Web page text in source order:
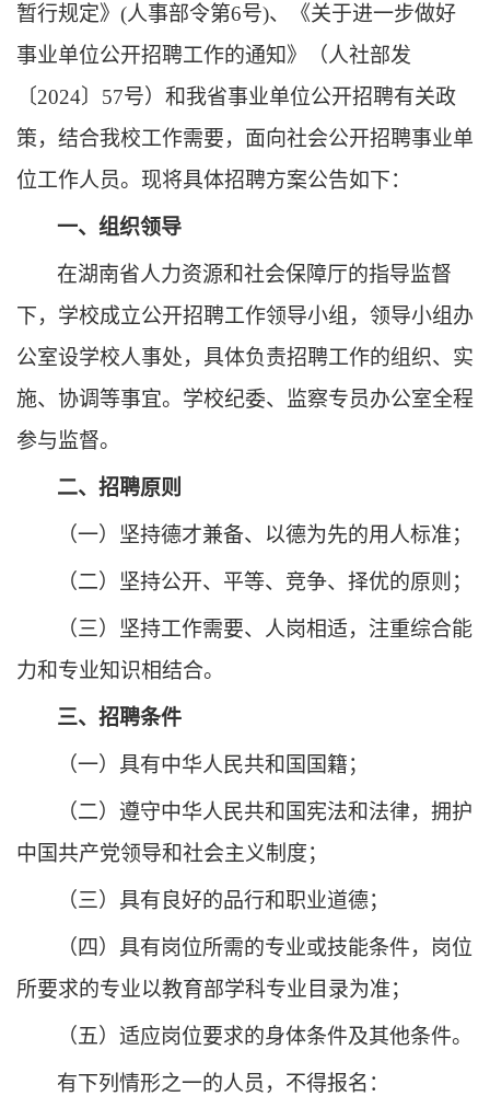
暂行规定》(人事部令第6号)、《关于进一步做好
事业单位公开招聘工作的通知》（人社部发
〔2024〕57号） 和我省事业单位公开招聘有关政
策，结合我校工作需要，面向社会公开招聘事业单
位工作人员。现将具体招聘方案公告如下：
一、组织领导
在湖南省人力资源和社会保障厅的指导监督
下， 学校成立公开招聘工作领导小组 ， 领导小组办
公室设学校人事处， 具体负责招聘工作的组织、实
施、协调等事宜。学校纪委、监察专员办公室全程
参与监督。
二、招聘原则
（一）坚持德才兼备、以德为先的用人标准；
（二）坚持公开、平等、竞争、择优的原则；
（三）坚持工作需要、人岗相适，注重综合能
力和专业知识相结合。
三、招聘条件
（一）具有中华人民共和国国籍；
（二）遵守中华人民共和国宪法和法律，拥护
中国共产党领导和社会主义制度；
（三）具有良好的品行和职业道德；
（四）具有岗位所需的专业或技能条件，岗位
所要求的专业以教育部学科专业目录为准；
（五）适应岗位要求的身体条件及其他条件。
有下列情形之一的人员，不得报名：